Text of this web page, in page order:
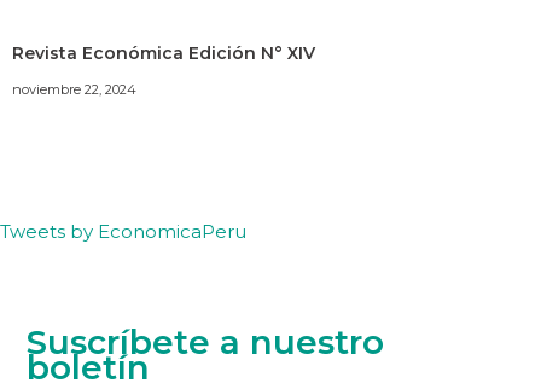
Revista Económica Edición N° XIV
noviembre 22, 2024
Tweets by EconomicaPeru
Suscríbete a nuestro
boletín